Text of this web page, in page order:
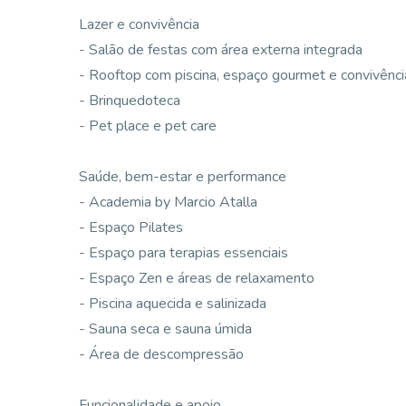
Lazer e convivência
- Salão de festas com área externa integrada
- Rooftop com piscina, espaço gourmet e
- Brinquedoteca
- Pet place e pet care
Saúde, bem-estar e performance
- Academia by Marcio Atalla
- Espaço Pilates
- Espaço para terapias essenciais
- Espaço Zen e áreas de relaxamento
- Piscina aquecida e salinizada
- Sauna seca e sauna úmida
- Área de descompressão